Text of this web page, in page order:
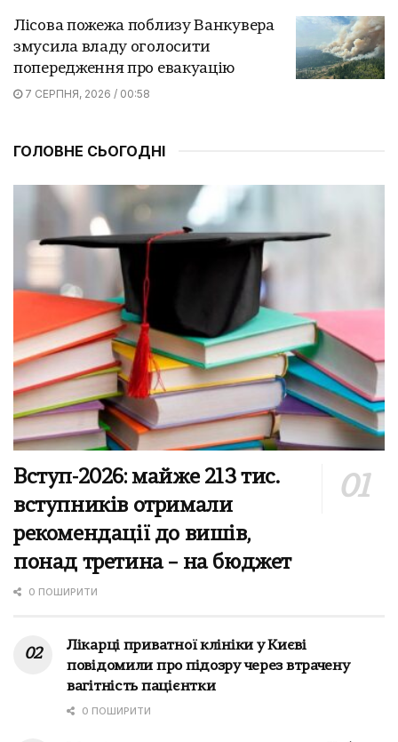
Лісова пожежа поблизу Ванкувера
змусила владу оголосити
попередження про евакуацію
7 СЕРПНЯ, 2026 / 00:58
ГОЛОВНЕ СЬОГОДНІ
Вступ-2026: майже 213 тис.
вступників отримали
рекомендації до вишів,
понад третина – на бюджет
0 ПОШИРИТИ
Лікарці приватної клініки у Києві
повідомили про підозру через втрачену
вагітність пацієнтки
0 ПОШИРИТИ